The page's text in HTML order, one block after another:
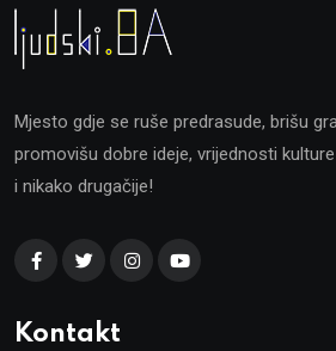
Mjesto gdje se ruše predrasude, brišu
promovišu dobre ideje, vrijednosti
i nikako drugačije!
Kontakt